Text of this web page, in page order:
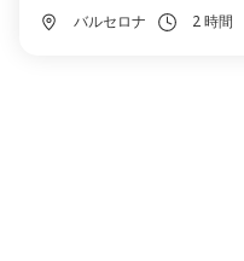
バルセロナ 2 時間